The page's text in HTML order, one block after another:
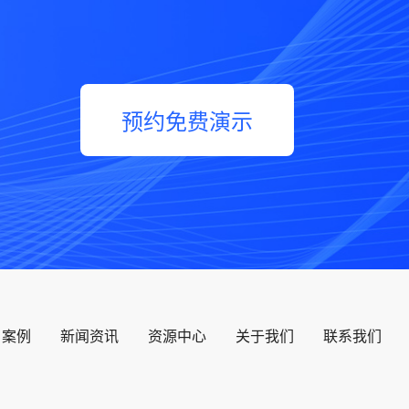
预约免费演示
例 新闻资讯 资源中心 关于我们 联系我们